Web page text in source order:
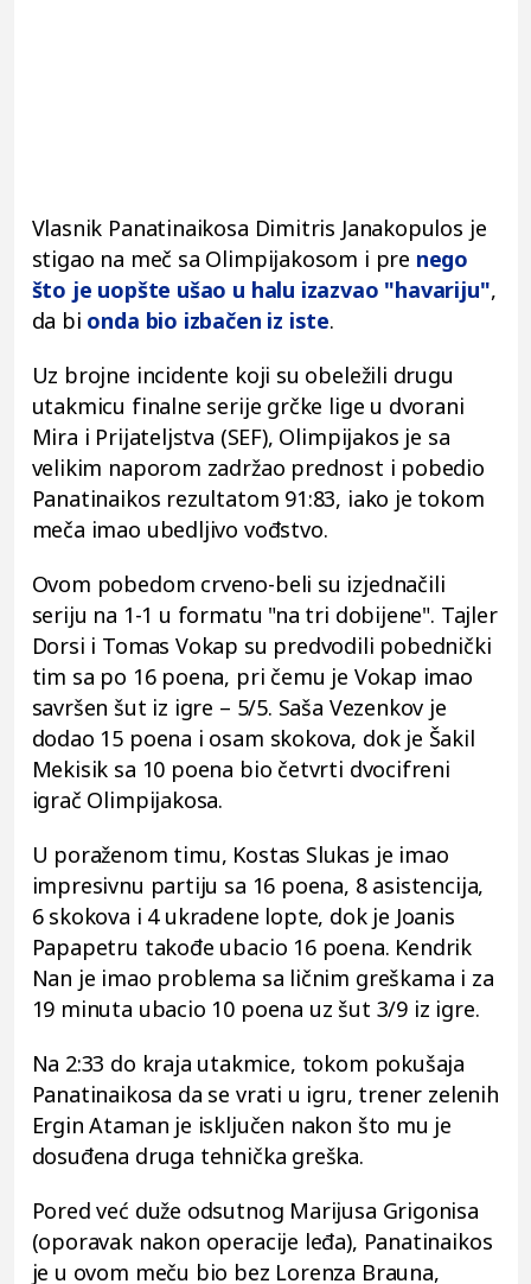
Vlasnik Panatinaikosa Dimitris Janakopulos je
stigao na meč sa Olimpijakosom i pre nego
što je uopšte ušao u halu izazvao "havariju",
da bi onda bio izbačen iz iste.
Uz brojne incidente koji su obeležili drugu
utakmicu finalne serije grčke lige u dvorani
Mira i Prijateljstva (SEF), Olimpijakos je sa
velikim naporom zadržao prednost i pobedio
Panatinaikos rezultatom 91:83, iako je tokom
meča imao ubedljivo vođstvo.
Ovom pobedom crveno-beli su izjednačili
seriju na 1-1 u formatu "na tri dobijene". Tajler
Dorsi i Tomas Vokap su predvodili pobednički
tim sa po 16 poena, pri čemu je Vokap imao
savršen šut iz igre – 5/5. Saša Vezenkov je
dodao 15 poena i osam skokova, dok je Šakil
Mekisik sa 10 poena bio četvrti dvocifreni
igrač Olimpijakosa.
U poraženom timu, Kostas Slukas je imao
impresivnu partiju sa 16 poena, 8 asistencija,
6 skokova i 4 ukradene lopte, dok je Joanis
Papapetru takođe ubacio 16 poena. Kendrik
Nan je imao problema sa ličnim greškama i za
19 minuta ubacio 10 poena uz šut 3/9 iz igre.
Na 2:33 do kraja utakmice, tokom pokušaja
Panatinaikosa da se vrati u igru, trener zelenih
Ergin Ataman je isključen nakon što mu je
dosuđena druga tehnička greška.
Pored već duže odsutnog Marijusa Grigonisa
(oporavak nakon operacije leđa), Panatinaikos
je u ovom meču bio bez Lorenza Brauna,